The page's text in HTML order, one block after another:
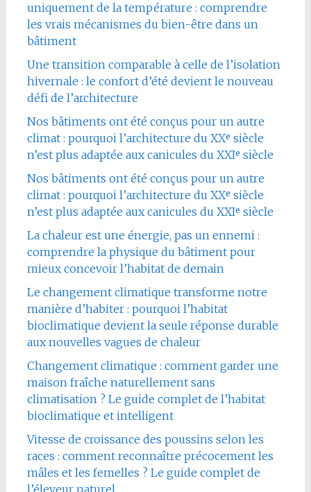
uniquement de la température : comprendre
les vrais mécanismes du bien-être dans un
bâtiment
Une transition comparable à celle de l’isolation
hivernale : le confort d’été devient le nouveau
défi de l’architecture
Nos bâtiments ont été conçus pour un autre
climat : pourquoi l’architecture du XXᵉ siècle
n’est plus adaptée aux canicules du XXIᵉ siècle
Nos bâtiments ont été conçus pour un autre
climat : pourquoi l’architecture du XXᵉ siècle
n’est plus adaptée aux canicules du XXIᵉ siècle
La chaleur est une énergie, pas un ennemi :
comprendre la physique du bâtiment pour
mieux concevoir l’habitat de demain
Le changement climatique transforme notre
manière d’habiter : pourquoi l’habitat
bioclimatique devient la seule réponse durable
aux nouvelles vagues de chaleur
Changement climatique : comment garder une
maison fraîche naturellement sans
climatisation ? Le guide complet de l’habitat
bioclimatique et intelligent
Vitesse de croissance des poussins selon les
races : comment reconnaître précocement les
mâles et les femelles ? Le guide complet de